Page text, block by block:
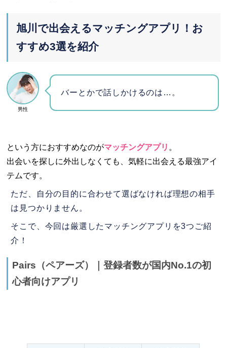
旭川で出会えるマッチングアプリ！お
すすめ3選を紹介
男性
バーとかで話しかけるのは…。
という方におすすめなのがマッチングアプリ 。
出会いを探しに外出しなくても、気軽に出会える最強アイ
テムです。
ただ、自分の目的に合わせて選ばなければ理想の相手
は見つかりません。
そこで、今回は厳選したマッチングアプリを3つご紹
介！
Pairs（ペアーズ）｜登録者数が国内No.1の初
心者向けアプリ